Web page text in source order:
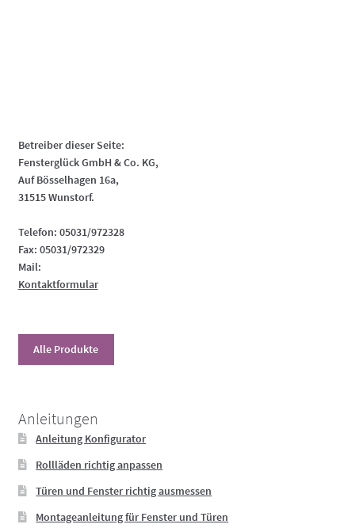
Betreiber dieser Seite:
Fensterglück GmbH & Co. KG,
Auf Bösselhagen 16a,
31515 Wunstorf.
Telefon: 05031/972328
Fax: 05031/972329
Mail:
Kontaktformular
Alle Produkte
Anleitungen
Anleitung Konfigurator
Rollläden richtig anpassen
Türen und Fenster richtig ausmessen
Montageanleitung für Fenster und Türen